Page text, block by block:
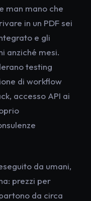
man mano che
in un PDF sei
e gli
anziché mesi.
testing
di workflow
accesso API ai
da umani,
prezzi per
da circa